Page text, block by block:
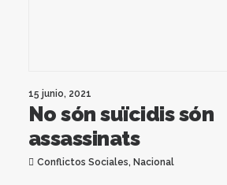
15 junio, 2021
No són suïcidis són
assassinats
Conflictos Sociales, Nacional